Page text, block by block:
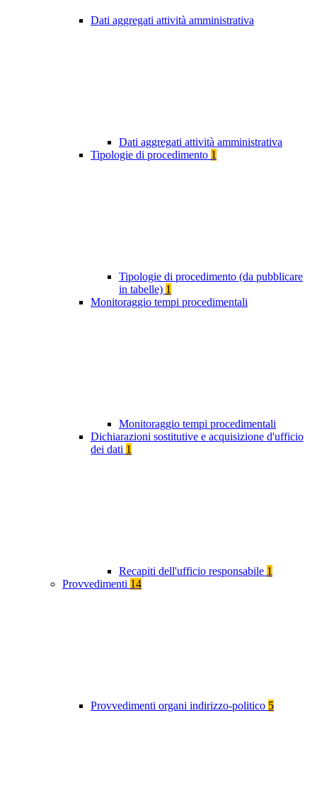
Dati aggregati attività amministrativa
Dati aggregati attività amministrativa
Tipologie di procedimento 1
Tipologie di procedimento (da pubblicare
in tabelle) 1
Monitoraggio tempi procedimentali
Monitoraggio tempi procedimentali
Dichiarazioni sostitutive e acquisizione d'ufficio
dei dati 1
Recapiti dell'ufficio responsabile 1
Provvedimenti 14
Provvedimenti organi indirizzo-politico 5